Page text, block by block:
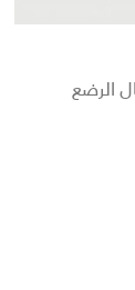
الرضع